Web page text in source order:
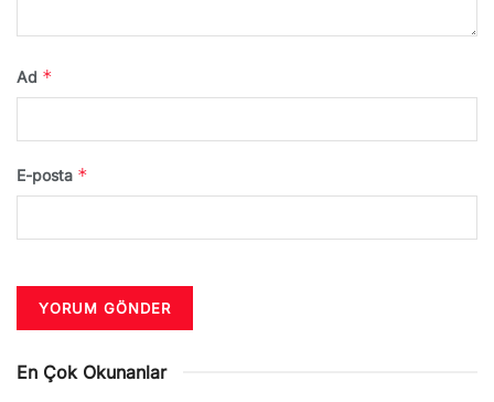
Ad *
E-posta *
En Çok Okunanlar